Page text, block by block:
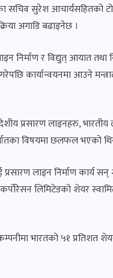
सचिव सुरेश आचार्यसहितको
अगाडि बढाइनेछ ।
र विद्युत् आयात तथा
कार्यान्वयनमा आउने
प्रसारण लाइनहरु, भारतीय
विषयमा छलफल भएको
लाइन निर्माण कार्य
लिमिटेडको शेयर
भारतको ५१ प्रतिशत